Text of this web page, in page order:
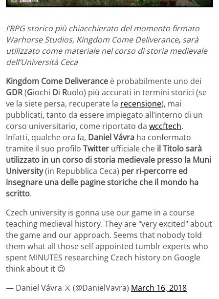
l’RPG storico più chiacchierato del momento firmato
Warhorse Studios, Kingdom Come Deliverance, sarà
utilizzato come materiale nel corso di storia medievale
dell’Università Ceca
Kingdom Come Deliverance è probabilmente uno dei
GDR(Giochi Di Ruolo) più accurati in termini storici (se
ve la siete persa, recuperate la recensione), mai
pubblicati, tanto da essere impiegato all’interno di un
corso universitario, come riportato da wccftech.
Infatti, qualche ora fa, Daniel Vávra ha confermato
tramite il suo profilo Twitter ufficiale che il Titolo sarà
utilizzato in un corso di storia medievale presso la Muni
University(in Repubblica Ceca) per ri-percorre ed
insegnare una delle pagine storiche che il mondo ha
scritto.
Czech university is gonna use our game in a course
teaching medieval history. They are "very excited" about
the game and our approach. Seems that nobody told
them what all those self appointed tumblr experts who
spent MINUTES researching Czech history on Google
think about it 😉
— Daniel Vávra ⚔ (@DanielVavra) March 16, 2018